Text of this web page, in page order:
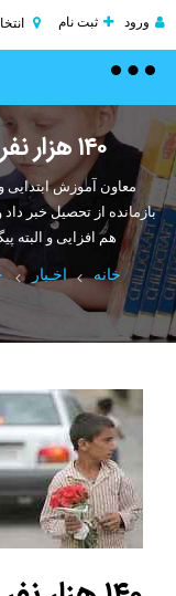
ورود ثبت نام
Toggle
۱۴۰ هزار نفر کودک بازمانده از تحصیل
بازمانده از تحصیل خبر
هم افزایی و البته
خانه اخـبار ۱۴۰